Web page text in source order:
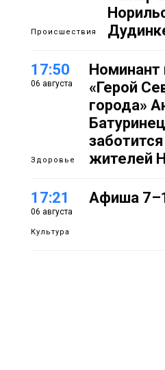
Происшествия
17:50
06 августа
Здоровье
Номинант
«Герой
города»
жителей
17:21
06 августа
Культура
Афиша